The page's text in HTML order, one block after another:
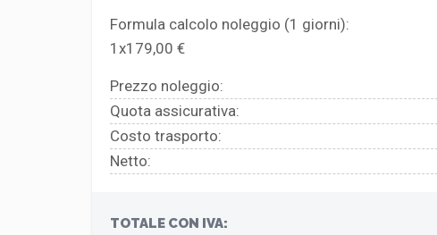
Formula calcolo noleggio (1 giorni):
1x179,00 €
Prezzo noleggio:
Quota assicurativa:
Costo trasporto:
Netto:
TOTALE CON IVA: